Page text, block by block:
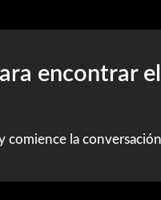
encontrar
comience la